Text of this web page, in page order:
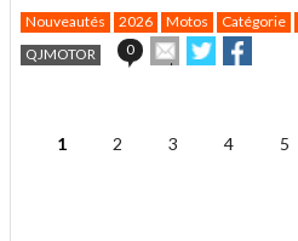
Nouveautés 2026 Motos Catégorie
QJMOTOR
0
Envoyer
cet
ami
Partager
sur sur
Pages
1 2 3 4 5